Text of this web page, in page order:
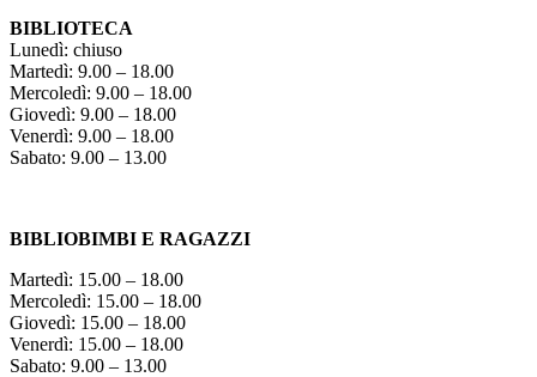
BIBLIOTECA
Lunedì: chiuso
Martedì: 9.00 – 18.00
Mercoledì: 9.00 – 18.00
Giovedì: 9.00 – 18.00
Venerdì: 9.00 – 18.00
Sabato: 9.00 – 13.00
BIBLIOBIMBI E RAGAZZI
Martedì: 15.00 – 18.00
Mercoledì: 15.00 – 18.00
Giovedì: 15.00 – 18.00
Venerdì: 15.00 – 18.00
Sabato: 9.00 – 13.00